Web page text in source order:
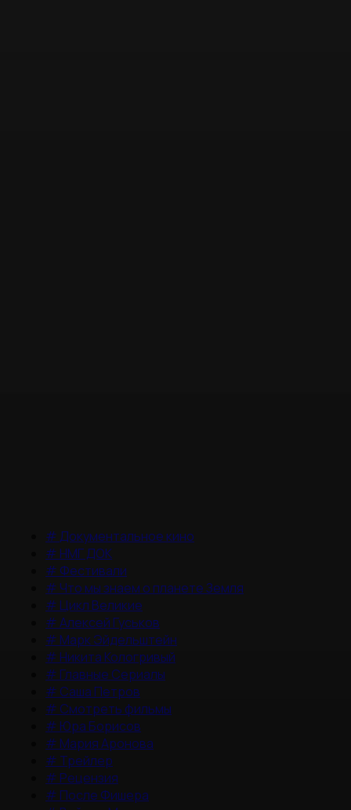
# Документальное кино
# НМГ ДОК
# Фестивали
# Что мы знаем о планете Земля
# Цикл Великие
#Алексей Гуськов
# Марк Эйдельштейн
# Никита Кологривый
# Главные Сериалы
# Саша Петров
# Смотреть фильмы
# Юра Борисов
# Мария Аронова
# Трейлер
# Рецензия
# После Фишера